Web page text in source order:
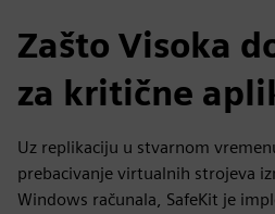
Zašto Visoka
za kritične
Uz replikaciju u stvarnom
prebacivanje virtualnih strojeva
Windows računala, SafeKit je